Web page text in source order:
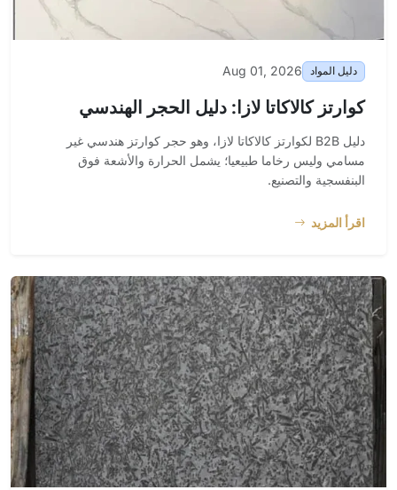
دليل المواد Aug 01, 2026
كوارتز كالاكاتا لازا: دليل الحجر الهندسي
دليل B2B لكوارتز كالاكاتا لازا، وهو حجر كوارتز هندسي غير
مسامي وليس رخاما طبيعيا؛ يشمل الحرارة والأشعة فوق
البنفسجية والتصنيع.
اقرأ المزيد